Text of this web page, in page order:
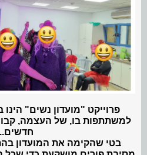
פרוייקט "מועדון נשים"
למשתתפות בו, של העצמה,
בטי שהקימה את המועדון